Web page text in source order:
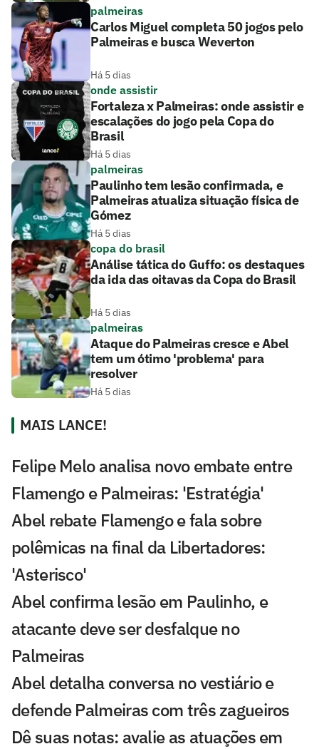
palmeiras
Carlos Miguel completa 50 jogos pelo
Palmeiras e busca Weverton
Há 5 dias
onde assistir
Fortaleza x Palmeiras: onde assistir e
escalações do jogo pela Copa do
Brasil
Há 5 dias
palmeiras
Paulinho tem lesão confirmada, e
Palmeiras atualiza situação física de
Gómez
Há 5 dias
copa do brasil
Análise tática do Guffo: os destaques
da ida das oitavas da Copa do Brasil
Há 5 dias
palmeiras
Ataque do Palmeiras cresce e Abel
tem um ótimo 'problema' para
resolver
Há 5 dias
MAIS LANCE!
Felipe Melo analisa novo embate entre
Flamengo e Palmeiras: 'Estratégia'
Abel rebate Flamengo e fala sobre
polêmicas na final da Libertadores:
'Asterisco'
Abel confirma lesão em Paulinho, e
atacante deve ser desfalque no
Palmeiras
Abel detalha conversa no vestiário e
defende Palmeiras com três zagueiros
Dê suas notas: avalie as atuações em